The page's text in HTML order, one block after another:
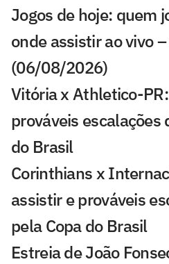
Jogos de hoje: quem
onde assistir ao vivo
(06/08/2026)
Vitória x Athletico-
prováveis escalações
do Brasil
Corinthians x
assistir e prováveis
pela Copa do Brasil
Estreia de João